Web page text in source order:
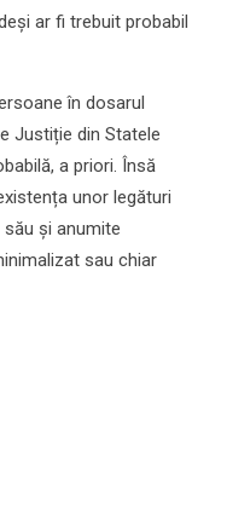
ar fi trebuit probabil
în dosarul
Justiție din Statele
a priori. Însă
unor legături
și anumite
sau chiar